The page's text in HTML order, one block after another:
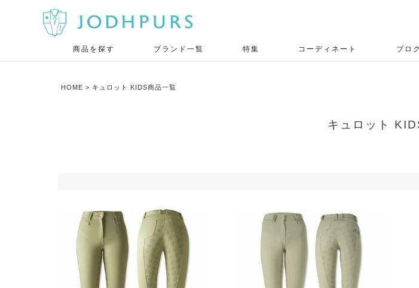
商品を探す ブランド一覧 特集 コーディネート ブロ
HOME キュロット KIDS商品一覧
キュロット